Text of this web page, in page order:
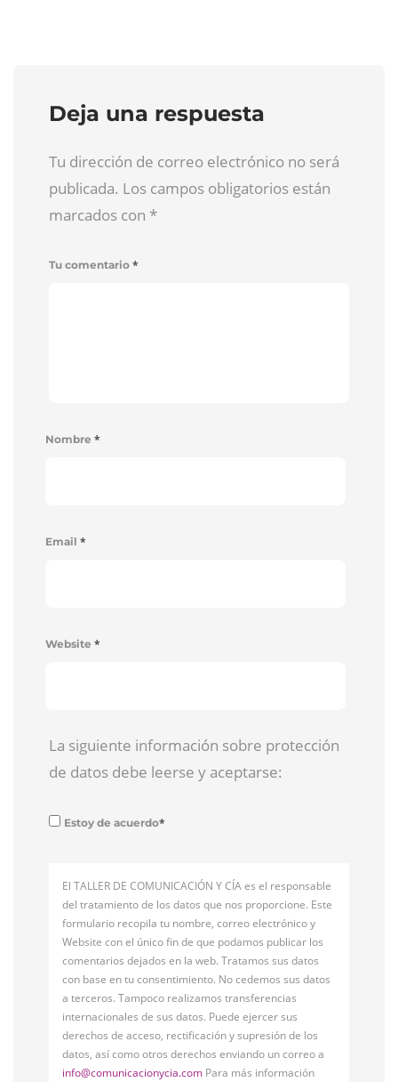
Deja una respuesta
Tu dirección de correo electrónico no será
publicada. Los campos obligatorios están
marcados con *
Tu comentario *
Nombre *
Email *
Website *
La siguiente información sobre protección
de datos debe leerse y aceptarse:
Estoy de acuerdo*
El TALLER DE COMUNICACIÓN Y CÍA es el responsable
del tratamiento de los datos que nos proporcione. Este
formulario recopila tu nombre, correo electrónico y
Website con el único fin de que podamos publicar los
comentarios dejados en la web. Tratamos sus datos
con base en tu consentimiento. No cedemos sus datos
a terceros. Tampoco realizamos transferencias
internacionales de sus datos. Puede ejercer sus
derechos de acceso, rectificación y supresión de los
datos, así como otros derechos enviando un correo a
info@comunicacionycia.com Para más información